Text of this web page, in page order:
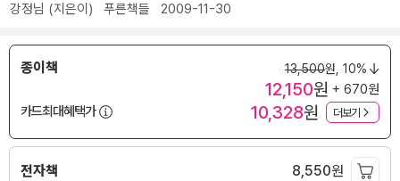
강정님 (지은이) 푸른책들 2009-11-30
종이책 13,500원, 10%
12,150원 + 670원
카드최대혜택가
10,328원 더보기
전자책 8,550원